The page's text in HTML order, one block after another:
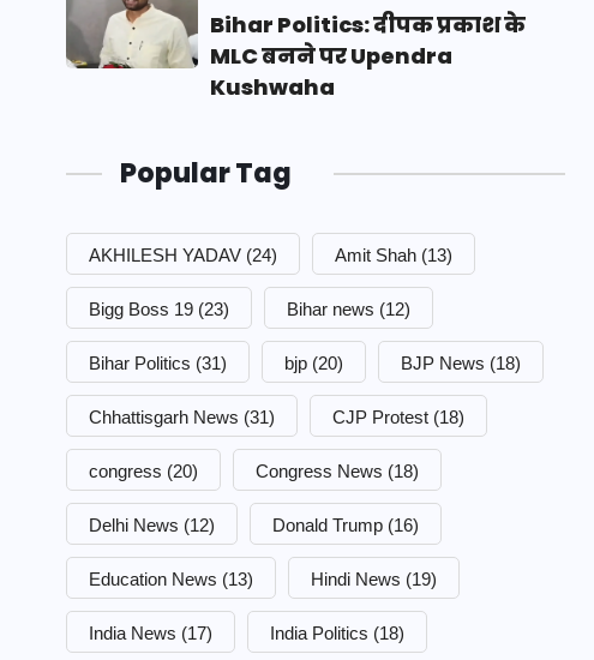
Bihar Politics: दीपक प्रकाश के
MLC बनने पर Upendra
Kushwaha
Popular Tag
AKHILESH YADAV (24) Amit Shah (13)
Bigg Boss 19 (23) Bihar news (12)
Bihar Politics (31) bjp (20) BJP News (18)
Chhattisgarh News (31) CJP Protest (18)
congress (20) Congress News (18)
Delhi News (12) Donald Trump (16)
Education News (13) Hindi News (19)
India News (17) India Politics (18)